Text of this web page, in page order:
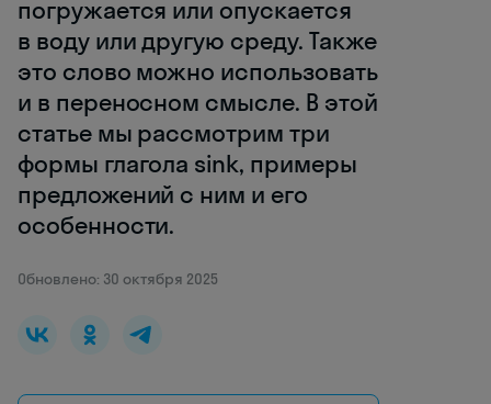
погружается или опускается
в воду или другую среду. Также
это слово можно использовать
и в переносном смысле. В этой
статье мы рассмотрим три
формы глагола sink, примеры
предложений с ним и его
особенности.
Обновлено: 30 октября 2025